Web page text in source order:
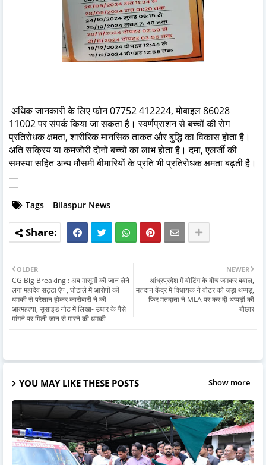
अधिक जानकारी के लिए फोन 07752 412224, मोबाइल 86028
11002 पर संपर्क किया जा सकता है। स्वर्णप्राशन से बच्चों की रोग
प्रतिरोधक क्षमता, शारीरिक मानसिक ताकत और बुद्धि का विकास होता है।
अति सक्रिय या कमजोरी दोनों बच्चों का लाभ होता है। दमा, एलर्जी की
समस्या सहित अन्य मौसमी बीमारियों के प्रति भी प्रतिरोधक क्षमता बढ़ती है।
Tags Bilaspur News
NEWER
आंध्रप्रदेश में वोटिंग के बीच जमकर बवाल,
मतदान केंद्र में विधायक ने वोटर को जड़ा थप्पड़,
फिर मतदाता ने MLA पर कर दी थप्पड़ों की
बौछार
OLDER
CG Big Breaking : अब मासूमों की जान लेने
लगा महादेव सट्टा ऐप , घोटाले में आरोपी की
धमकी से परेशान होकर कारोबारी ने की
आत्महत्या, सुसाइड नोट में लिखा- उधार के पैसे
मांगने पर मिली जान से मारने की धमकी
YOU MAY LIKE THESE POSTS Show more